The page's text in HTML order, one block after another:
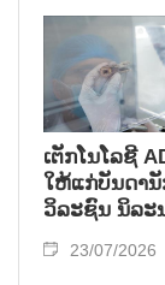
ເຕັກໂນໂລຊີ
ໃຫ້ແກ່ບັນດາ
ວິລະຊົນ ນິລະ
23/07/2026